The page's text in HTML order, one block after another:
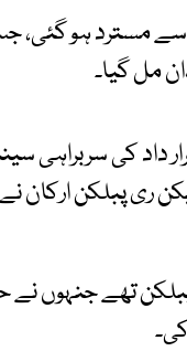
47–53 کے فرق سے مسترد
مل گیا۔
ری پبلکن ارکان
پبلکن تھے جنہوں